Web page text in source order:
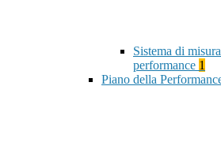
Sistema di
performance 1
Piano della